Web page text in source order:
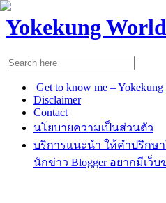
Yokekung World
Get to know me – Yokekung
Disclaimer
Contact
นโยบายความเป็นส่วนตัว
บริการแนะนำ ให้คำปรึกษ
นักข่าว Blogger อยากมีเว็บ